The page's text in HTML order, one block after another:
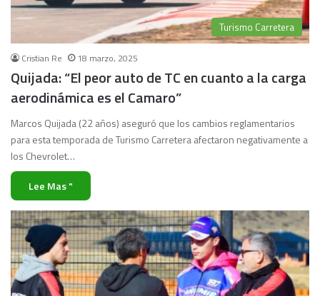
Turismo Carretera
Cristian Re 18 marzo, 2025
Quijada: “El peor auto de TC en cuanto a la carga
aerodinámica es el Camaro”
Marcos Quijada (22 años) aseguró que los cambios reglamentarios
para esta temporada de Turismo Carretera afectaron negativamente a
los Chevrolet…
Lee Mas "